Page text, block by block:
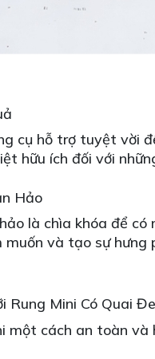
cụ hỗ trợ tuyệt vời
hữu ích đối với
Hảo
là chìa khóa để
và tạo sự
Rung Mini Có Quai
một cách an toàn và